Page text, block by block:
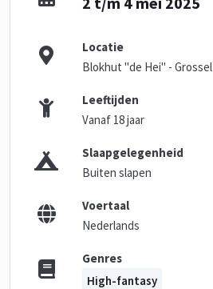
Locatie
Blokhut "de Hei" - Grossel
Leeftijden
Vanaf 18 jaar
Slaapgelegenheid
Buiten slapen
Voertaal
Nederlands
Genres
High-fantasy